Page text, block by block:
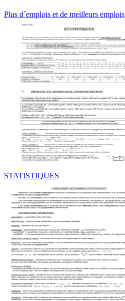
Plus d`emplois et de meilleurs emplois
STATISTIQUES